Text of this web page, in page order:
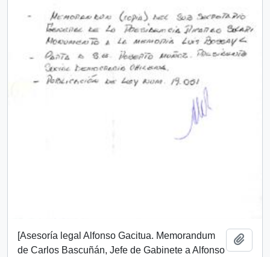
[Asesoría legal Alfonso Gacitua. Memorandum
de Carlos Bascuñán, Jefe de Gabinete a Alfonso